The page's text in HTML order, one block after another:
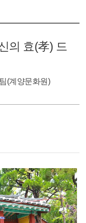
의 효(孝) 드
(계양문화원)